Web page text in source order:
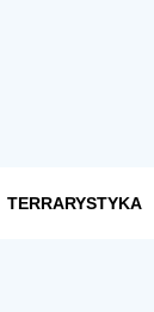
TERRARYSTYKA